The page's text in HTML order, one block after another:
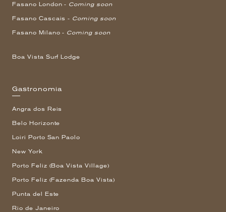
Fasano London - Coming soon
Fasano Cascais - Coming soon
Fasano Milano - Coming soon
Boa Vista Surf Lodge
Gastronomia
Angra dos Reis
Belo Horizonte
Loiri Porto San Paolo
New York
Porto Feliz (Boa Vista Village)
Porto Feliz (Fazenda Boa Vista)
Punta del Este
Rio de Janeiro